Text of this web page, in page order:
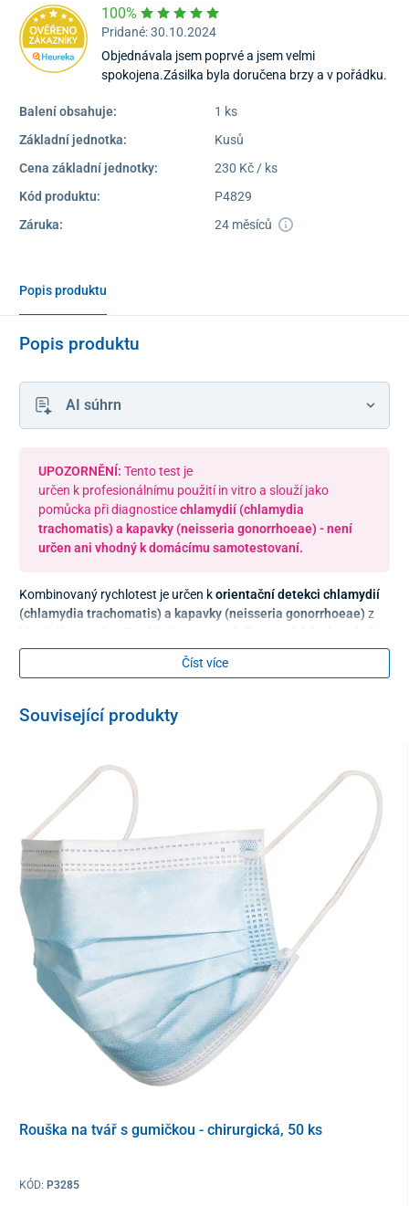
100%
Pridané: 30.10.2024
Objednávala jsem poprvé a jsem velmi
spokojena.Zásilka byla doručena brzy a v pořádku.
Balení obsahuje:
1 ks
Základní jednotka:
Kusů
Cena základní jednotky:
230 Kč / ks
Kód produktu:
P4829
Záruka:
24 měsíců
Popis produktu
Popis produktu
AI súhrn
UPOZORNĚNÍ: Tento test je
určen k profesionálnímu použití in vitro a slouží jako
pomůcka při diagnosticechlamydií (chlamydia
trachomatis) a kapavky (neisseria gonorrhoeae) - není
určen ani vhodný k domácímu samotestovaní.
Kombinovaný rychlotest je určen korientační detekci chlamydií
(chlamydia trachomatis) a kapavky (neisseria gonorrhoeae) z
podezření na pohlavně přenosná onemocnění a umožňuje
rychlé zachycení infekce bez potřeby speciálního přístrojového
Test se vykonává z odebraného
Chlamydie způsobuje bakterie chlamydia trachomatis.
Onemocnění často probíhá bez příznaků, ale může vést k vážným
komplikacím, jakými jsou zápal pánve,
neplodnost nebo mimoděložní těhotenství. Kapavku způsobuje
bakterieneisseria gonorrhoeae, která napadá urogenitální trakt.
Při neléčení může vyvolat zápaly, infekcee sliznic nebo
diseminovanou infekci.
Včasná diagnostika snižuje riziko
následků
a pomáhá chránit oba partnery.
Před použitím si důkladně přečtěte návod k použití, abyste
předešli neplatným výsledkům. Jen kprofesionálnímu in vitro
diagnostickému použití. Výrobek je určen kpoužití školeným
personálom v laboratoriu.
Obsah balení
1x testovací kazeta
1x extrakční roztok B
1x jednorázová sterilní tyčinka
Číst více
Související produkty
Rouška na tvář s gumičkou - chirurgická, 50 ks
KÓD: P3285